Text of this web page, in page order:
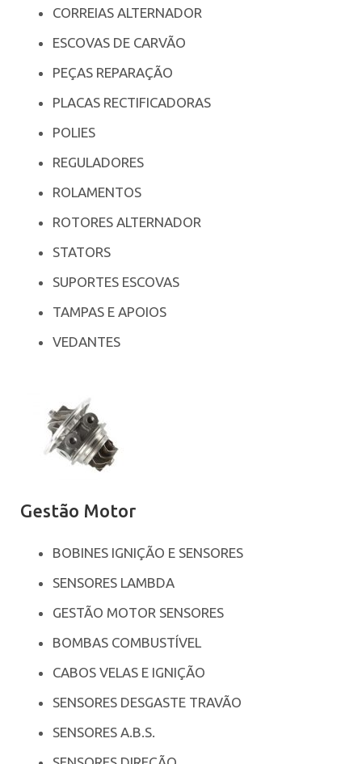
CORREIAS ALTERNADOR
ESCOVAS DE CARVÃO
PEÇAS REPARAÇÃO
PLACAS RECTIFICADORAS
POLIES
REGULADORES
ROLAMENTOS
ROTORES ALTERNADOR
STATORS
SUPORTES ESCOVAS
TAMPAS E APOIOS
VEDANTES
Gestão Motor
BOBINES IGNIÇÃO E SENSORES
SENSORES LAMBDA
GESTÃO MOTOR SENSORES
BOMBAS COMBUSTÍVEL
CABOS VELAS E IGNIÇÃO
SENSORES DESGASTE TRAVÃO
SENSORES A.B.S.